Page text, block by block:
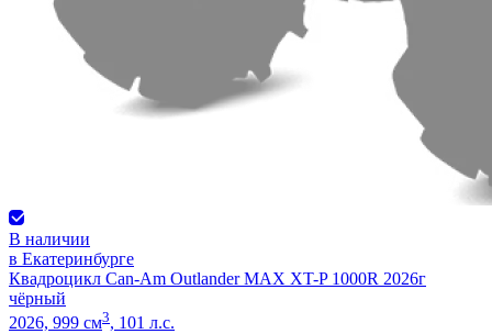
В наличии
в Екатеринбурге
Квадроцикл Can-Am Outlander MAX XT-P 1000R 2026г
чёрный
2026, 999 см3, 101 л.с.